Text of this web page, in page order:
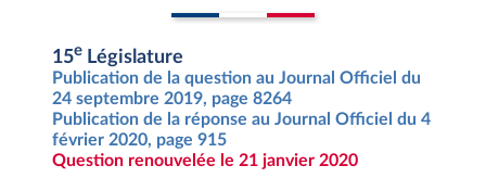
15e Législature
Publication de la question au Journal Officiel du
24 septembre 2019, page 8264
Publication de la réponse au Journal Officiel du 4
février 2020, page 915
Question renouvelée le 21 janvier 2020